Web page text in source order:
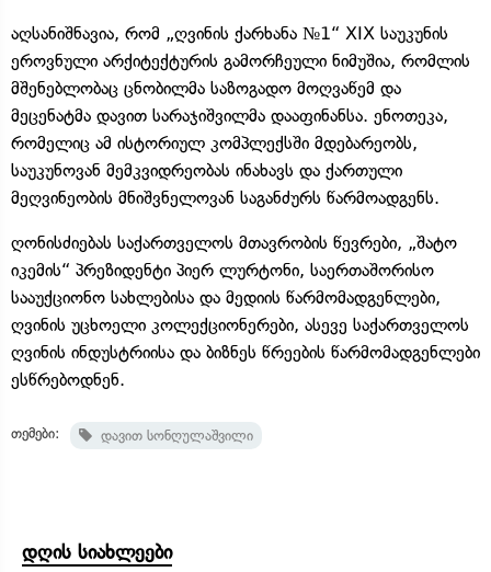
აღსანიშნავია, რომ „ღვინის ქარხანა №1“ XIX საუკუნის
ეროვნული არქიტექტურის გამორჩეული ნიმუშია, რომლის
მშენებლობაც ცნობილმა საზოგადო მოღვაწემ და
მეცენატმა დავით სარაჯიშვილმა დააფინანსა. ენოთეკა,
რომელიც ამ ისტორიულ კომპლექსში მდებარეობს,
საუკუნოვან მემკვიდრეობას ინახავს და ქართული
მეღვინეობის მნიშვნელოვან საგანძურს წარმოადგენს.
ღონისძიებას საქართველოს მთავრობის წევრები, „შატო
იკემის“ პრეზიდენტი პიერ ლურტონი, საერთაშორისო
სააუქციონო სახლებისა და მედიის წარმომადგენლები,
ღვინის უცხოელი კოლექციონერები, ასევე საქართველოს
ღვინის ინდუსტრიისა და ბიზნეს წრეების წარმომადგენლები
ესწრებოდნენ.
თემები: დავით სონღულაშვილი
დღის სიახლეები